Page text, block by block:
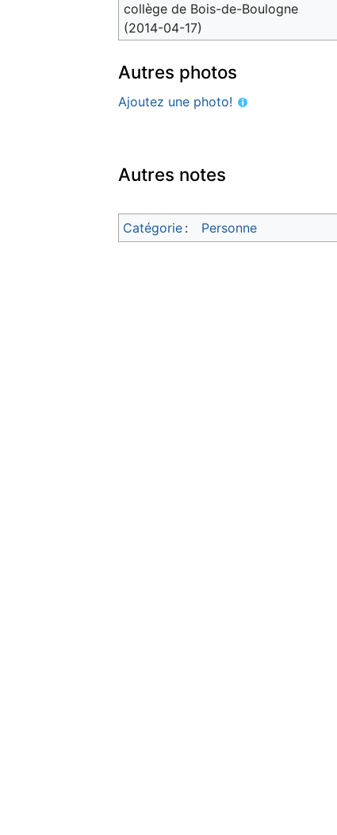
collège de Bois-de-Boulogne
(2014-04-17)
Autres photos
Ajoutez une photo!
Autres notes
Catégorie : Personne